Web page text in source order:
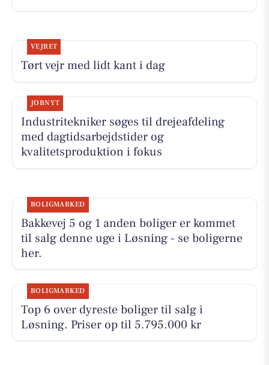
VEJRET
Tørt vejr med lidt kant i dag
JOBNYT
Industritekniker søges til drejeafdeling
med dagtidsarbejdstider og
kvalitetsproduktion i fokus
BOLIGMARKED
Bakkevej 5 og 1 anden boliger er kommet
til salg denne uge i Løsning - se boligerne
her.
BOLIGMARKED
Top 6 over dyreste boliger til salg i
Løsning. Priser op til 5.795.000 kr